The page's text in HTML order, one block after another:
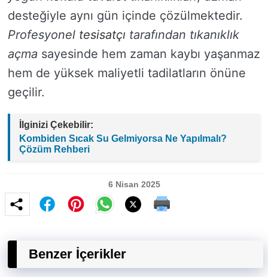
desteğiyle aynı gün içinde çözülmektedir.
Profesyonel tesisatçı tarafından tıkanıklık
açma sayesinde hem zaman kaybı yaşanmaz
hem de yüksek maliyetli tadilatların önüne
geçilir.
İlginizi Çekebilir:
Kombiden Sıcak Su Gelmiyorsa Ne Yapılmalı?
Çözüm Rehberi
6 Nisan 2025
Benzer İçerikler